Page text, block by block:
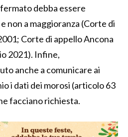
debba essere
non a maggioranza (Corte di
Corte di appello Ancona
2021). Infine,
anche a comunicare ai
i dati dei morosi (articolo 63
facciano richiesta.